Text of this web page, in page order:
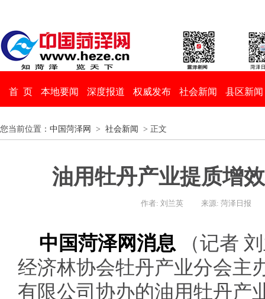
首 页 本地要闻 深度报道 权威发布 社会新闻 县区新闻
您当前位置： 中国菏泽网 > 社会新闻 > 正文
油用牡丹产业提质增
作者: 刘兰英 来源: 菏泽日报
中国菏泽网消息 （记者
经济林协会牡丹产业分会主
有限公司协办的油用牡丹产